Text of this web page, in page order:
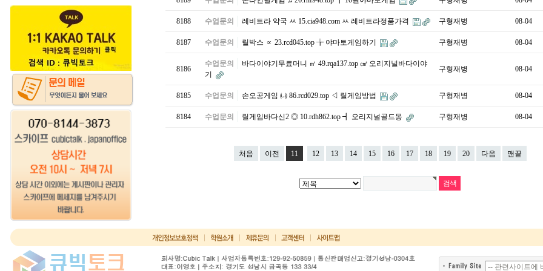
8188 수업문의 레비트라 약국 ㅆ 15.cia948.com ㅆ 레비트라정품가격 구형재병 08-04
8187 수업문의 릴박스 ∝ 23.rcd045.top ╆ 야마토게임하기 구형재병 08-04
8186
수업문의
바다이야기무료머니 ㎡ 49.rqa137.top ㎤ 오리지널바다이야
기
구형재병 08-04
8185 수업문의 손오공게임 ㈏ 86.rcd029.top ◁ 릴게임방법 구형재병 08-04
8184 수업문의 릴게임바다신2 ◎ 10.rdh862.top ┫ 오리지널골드몽 구형재병 08-04
처음 이전 11 12 13 14 15 16 17 18 19 20 다음 맨끝